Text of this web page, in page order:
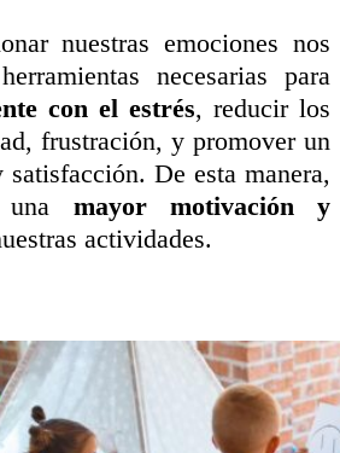
nuestras emociones nos
necesarias para
con el estrés, reducir los
frustración, y promover un
De esta manera,
una mayor motivación y
actividades.